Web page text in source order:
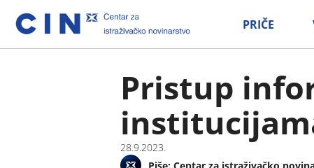
PRIČE
Pristup
28.9.2023.
Piše: Centar za istraživačko